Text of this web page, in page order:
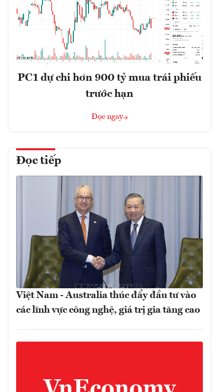
PC1 dự chi hơn 900 tỷ mua trái phiếu
trước hạn
Đọc ngay
Đọc tiếp
Việt Nam - Australia thúc đẩy đầu tư vào
các lĩnh vực công nghệ, giá trị gia tăng cao